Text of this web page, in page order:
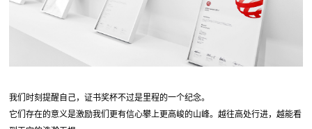
我们时刻提醒自己，证书奖杯不过是里程的一个纪念。
它们存在的意义是激励我们更有信心攀上更高峻的山峰。越往高处行进，越能看